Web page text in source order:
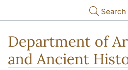
Search
Department of
and Ancient